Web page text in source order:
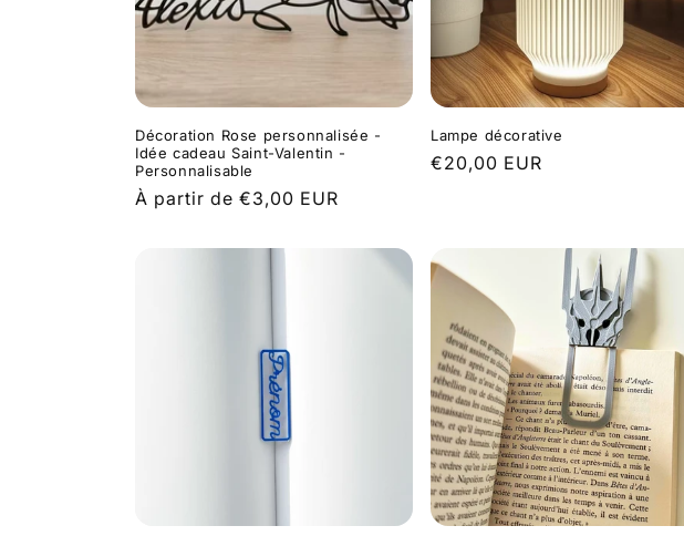
Décoration Rose personnalisée -
Idée cadeau Saint-Valentin -
Personnalisable
Prix
À partir de €3,00 EUR
Lampe décorative
Prix
€20,00 EUR